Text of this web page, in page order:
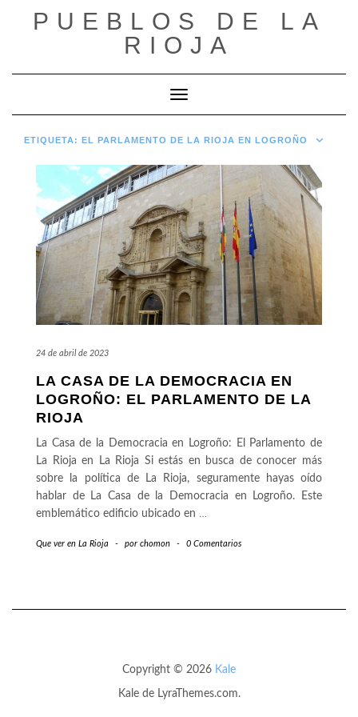
PUEBLOS DE LA
RIOJA
Cambiar modo de navegación
ETIQUETA: EL PARLAMENTO DE LA RIOJA EN LOGROÑO
24 de abril de 2023
LA CASA DE LA DEMOCRACIA EN
LOGROÑO: EL PARLAMENTO DE LA
RIOJA
La Casa de la Democracia en Logroño: El Parlamento de
La Rioja en La Rioja Si estás en busca de conocer más
sobre la política de La Rioja, seguramente hayas oído
hablar de La Casa de la Democracia en Logroño. Este
emblemático edificio ubicado en …
Que ver en La Rioja - por chomon - 0 Comentarios
Copyright © 2026 Kale
Kalede LyraThemes.com.